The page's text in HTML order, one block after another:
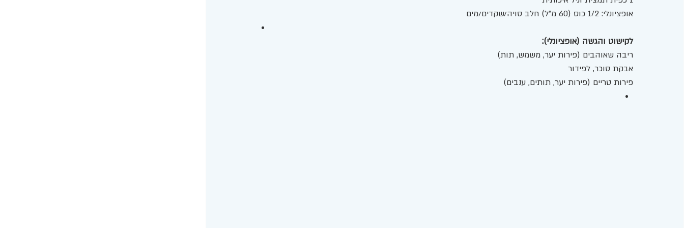
אופציונלי: 1/2 כוס (60 מ"ל) חלב סויה/שקדים/מים
לקישוט והגשה (אופציונלי):
ריבה שאוהבים (פירות יער, משמש, תות)
אבקת סוכר, לפידור
פירות טריים (פירות יער, תותים, ענבים)